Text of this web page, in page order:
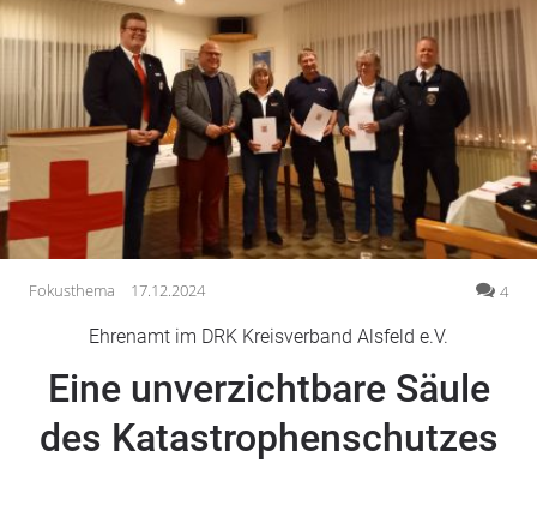
Freizeit
Gesellschaft
Gesundheit
Kultur
Lifestyle
Wirtschaft
Vogelsberg
Alsfeld
Romrod
Homberg
Ohm
Fokusthema 17.12.2024 4
Ehrenamt im DRK Kreisverband Alsfeld e.V.
Eine unverzichtbare Säule
des Katastrophenschutzes